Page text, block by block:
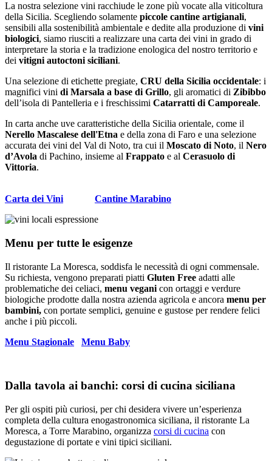
La nostra selezione vini racchiude le zone più vocate alla viticoltura
della Sicilia. Scegliendo solamente piccole cantine artigianali,
sensibili alla sostenibilità ambientale e dedite alla produzione di vini
biologici, siamo riusciti a realizzare una carta dei vini in grado di
interpretare la storia e la tradizione enologica del nostro territorio e
dei vitigni autoctoni siciliani.
Una selezione di etichette pregiate, CRU della Sicilia occidentale: i
magnifici vini di Marsala a base di Grillo, gli aromatici di Zibibbo
dell’isola di Pantelleria e i freschissimi Catarratti di Camporeale.
In carta anche uve caratteristiche della Sicilia orientale, come il
Nerello Mascalese dell'Etna e della zona di Faro e una selezione
accurata dei vini del Val di Noto, tra cui il Moscato di Noto, il Nero
d’Avola di Pachino, insieme al Frappato e al Cerasuolo di
Vittoria.
Carta dei Vini Cantine Marabino
Menu per tutte le esigenze
Il ristorante La Moresca, soddisfa le necessità di ogni commensale.
Su richiesta, vengono preparati piatti Gluten Free adatti alle
problematiche dei celiaci, menu vegani con ortaggi e verdure
biologiche prodotte dalla nostra azienda agricola e ancora menu per
bambini, con portate semplici, genuine e gustose per rendere felici
anche i più piccoli.
Menu Stagionale
Menu Baby
Dalla tavola ai banchi: corsi di cucina siciliana
Per gli ospiti più curiosi, per chi desidera vivere un’esperienza
completa della cultura enogastronomica siciliana, il ristorante La
Moresca, a Torre Marabino, organizza corsi di cucina con
degustazione di portate e vini tipici siciliani.